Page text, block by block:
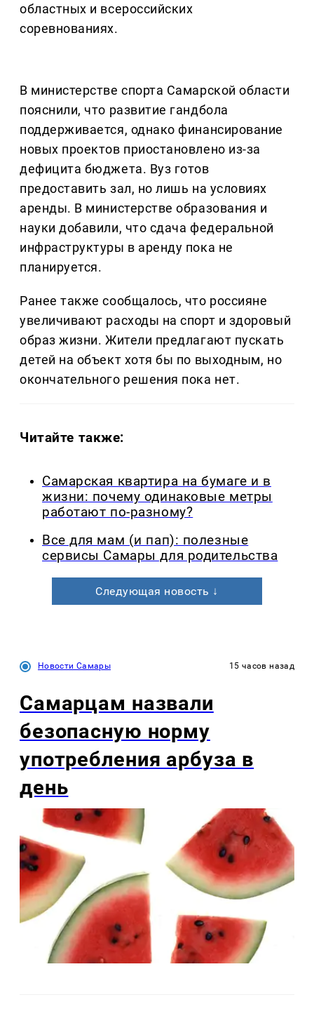
областных и всероссийских
соревнованиях.
В министерстве спорта Самарской области
пояснили, что развитие гандбола
поддерживается, однако финансирование
новых проектов приостановлено из-за
дефицита бюджета. Вуз готов
предоставить зал, но лишь на условиях
аренды. В министерстве образования и
науки добавили, что сдача федеральной
инфраструктуры в аренду пока не
планируется.
Ранее также сообщалось, что россияне
увеличивают расходы на спорт и здоровый
образ жизни. Жители предлагают пускать
детей на объект хотя бы по выходным, но
окончательного решения пока нет.
Читайте также:
Самарская квартира на бумаге и в
жизни: почему одинаковые метры
работают по-разному?
Все для мам (и пап): полезные
сервисы Самары для родительства
Следующая новость ↓
Новости Самары 15 часов назад
Самарцам назвали
безопасную норму
употребления арбуза в
день